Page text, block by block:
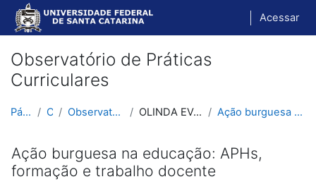
Ir para o conteúdo principal
Acessar
Observatório de Práticas
Curriculares
Página inicial Cursos Observatório de Práticas Curriculares OLINDA EVANGELISTA E MAURO TITTON Ação burguesa na educação: APHs, formação e trabal...
Ação burguesa na educação: APHs,
formação e trabalho docente